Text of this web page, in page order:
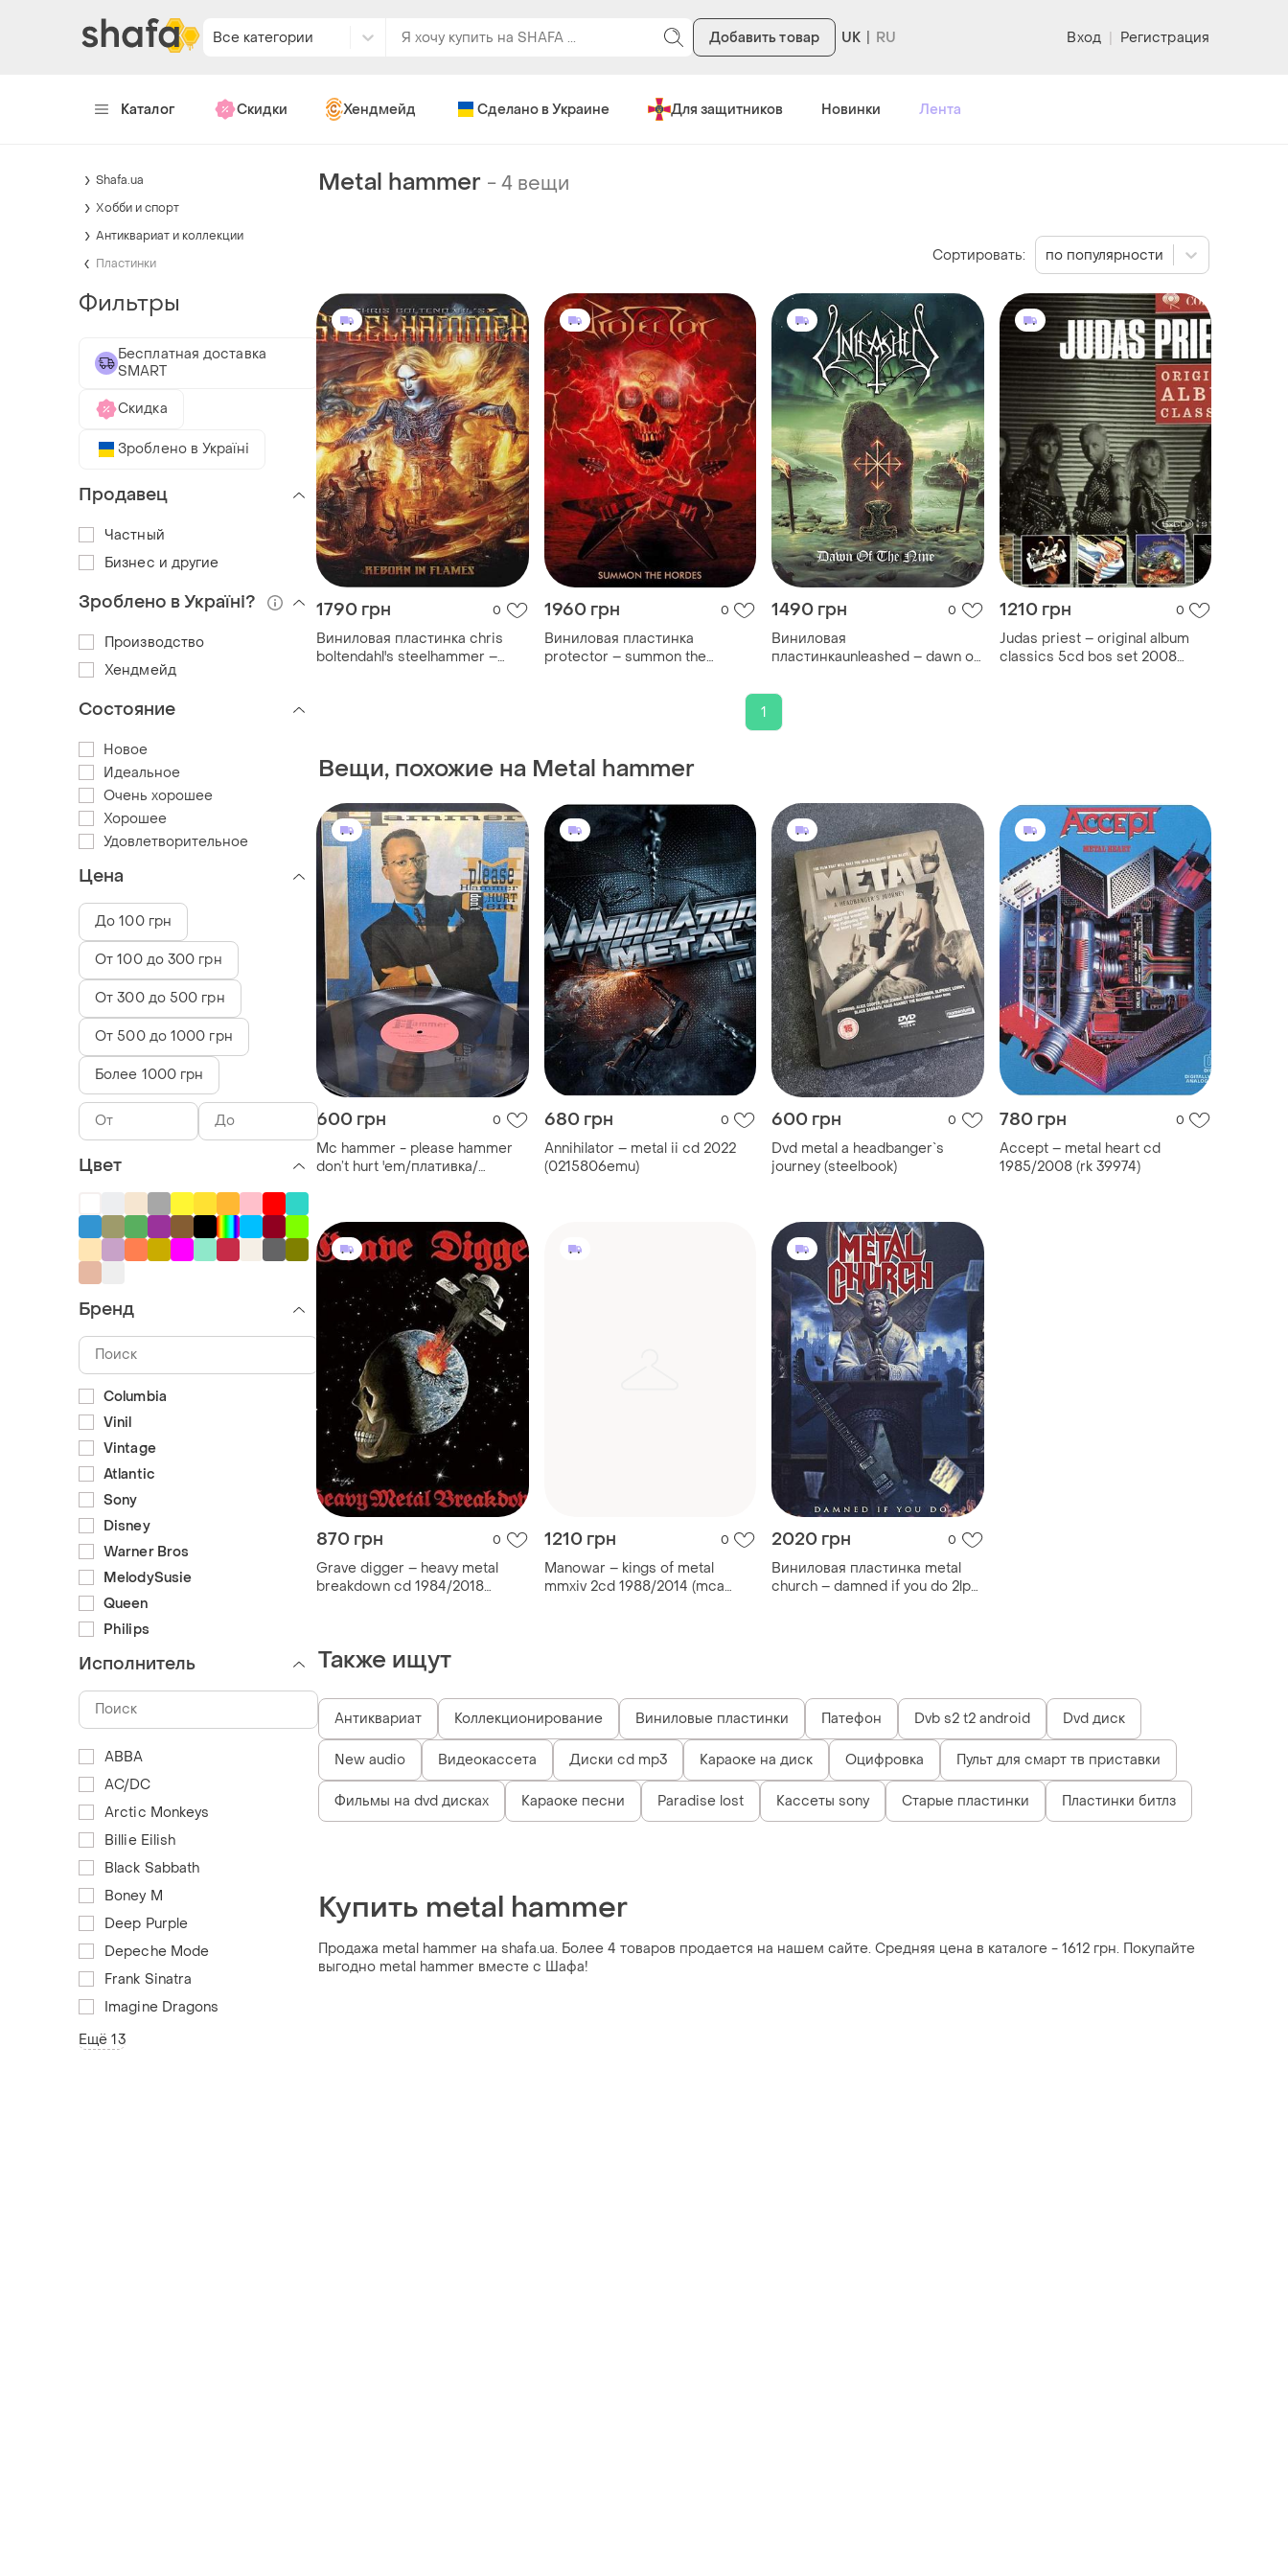
Все категории Добавить товар UK Вход | Регистрация
Каталог Скидки Хендмейд Сделано в Украине Для защитников Новинки Лента
Metal hammer -4 вещи
1790 грн 0
Виниловая пластинка chris
boltendahl's steelhammer –
1960 грн 0
Виниловая пластинка
protector – summon the
1490 грн 0
Виниловая
пластинкаunleashed – dawn of
(bobv609lpltd)
1210 грн 0
Judas priest – original album
classics 5cd bos set 2008
1
Вещи, похожие на Metal hammer
600 грн 0
Mc hammer - please hammer
don’t hurt 'em/плативка/
680 грн 0
Annihilator – metal ii cd 2022
(0215806emu)
600 грн 0
Dvd metal a headbanger`s
journey (steelbook)
780 грн 0
Accept – metal heart cd
1985/2008 (rk 39974)
870 грн 0
Grave digger – heavy metal
breakdown cd 1984/2018
1210 грн 0
Manowar – kings of metal
mmxiv 2cd 1988/2014 (mca
2020 грн 0
Виниловая пластинка metal
church – damned if you do 2lp
Также ищут
Антиквариат Коллекционирование Виниловые пластинки Патефон Dvb s2 t2 android Dvd диск
New audio Видеокассета Диски cd mp3 Караоке на диск Оцифровка Пульт для смарт тв приставки
Фильмы на dvd дисках Караоке песни Paradise lost Кассеты sony Старые пластинки Пластинки битлз
Купить metal hammer
Продажа metal hammer на shafa.ua. Более 4 товаров продается на нашем сайте. Средняя цена в каталоге - 1612 грн. Покупайте
выгодно metal hammer вместе с Шафа!
Сортировать: по популярности
Shafa.ua
Хобби и спорт
Антиквариат и коллекции
Пластинки
Фильтры
Бесплатная доставка
SMART
Скидка
Зроблено в Україні
Продавец
Частный
Бизнес и другие
Зроблено в Україні?
Производство
Хендмейд
Состояние
Новое
Идеальное
Очень хорошее
Хорошее
Удовлетворительное
Цена
До 100 грн
От 100 до 300 грн
От 300 до 500 грн
От 500 до 1000 грн
Более 1000 грн
Цвет
Бренд
Columbia
Vinil
Vintage
Atlantic
Sony
Disney
Warner Bros
MelodySusie
Queen
Philips
Исполнитель
ABBA
AC/DC
Arctic Monkeys
Billie Eilish
Black Sabbath
Boney M
Deep Purple
Depeche Mode
Frank Sinatra
Imagine Dragons
Ещё 13